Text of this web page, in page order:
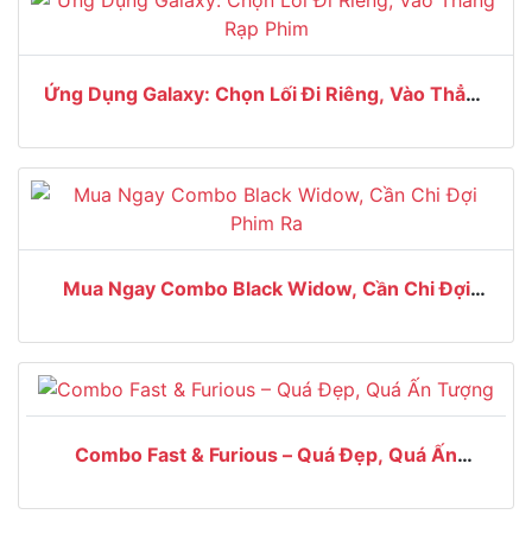
Ứng Dụng Galaxy: Chọn Lối Đi Riêng, Vào Thẳng
Mua Ngay Combo Black Widow, Cần Chi Đợi
Combo Fast & Furious – Quá Đẹp, Quá Ấn